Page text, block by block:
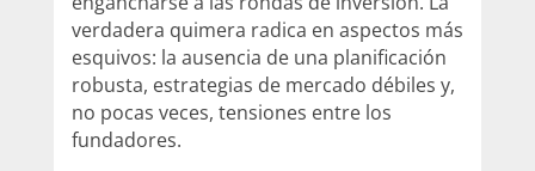
verdadera quimera radica en aspectos más
esquivos: la ausencia de una planificación
robusta, estrategias de mercado débiles y,
no pocas veces, tensiones entre los
fundadores.